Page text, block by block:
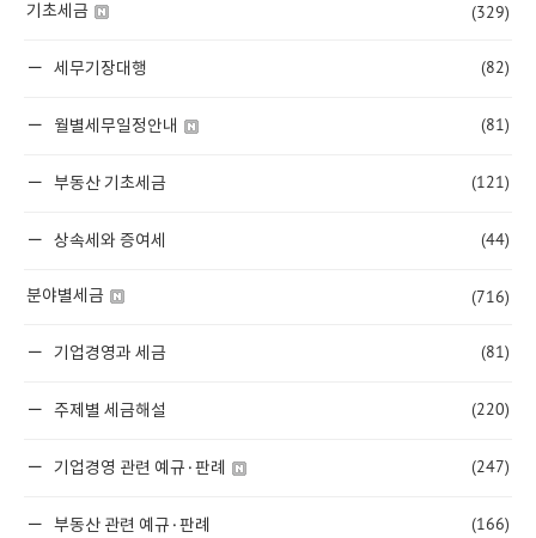
기초세금 (329)
세무기장대행 (82)
월별세무일정안내 (81)
부동산 기초세금 (121)
상속세와 증여세 (44)
분야별세금 (716)
기업경영과 세금 (81)
주제별 세금해설 (220)
기업경영 관련 예규·판례 (247)
부동산 관련 예규·판례 (166)